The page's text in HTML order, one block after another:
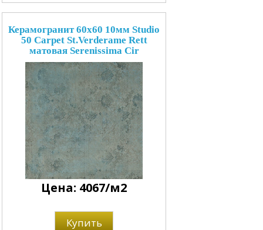
Керамогранит 60x60 10мм Studio
50 Carpet St.Verderame Rett
матовая Serenissima Cir
Цена: 4067/м2
Купить